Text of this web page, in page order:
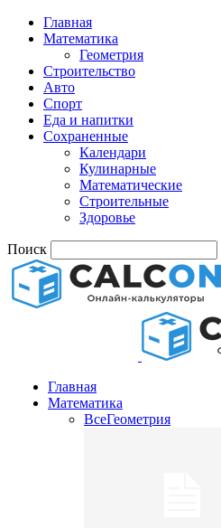
Главная
Математика
Геометрия
Строительство
Авто
Спорт
Еда и напитки
Сохраненные
Календари
Кулинарные
Математические
Строительные
Здоровье
Поиск
Главная
Математика
ВсеГеометрия